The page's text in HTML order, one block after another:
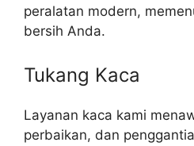
peralatan modern,
bersih Anda.
Tukang Kaca
Layanan kaca kami
perbaikan, dan